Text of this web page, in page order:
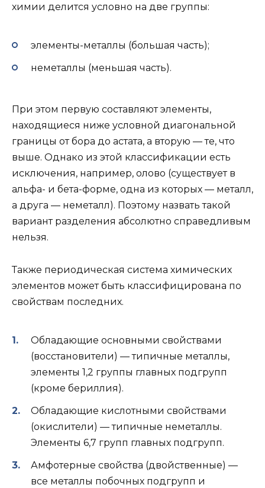
химии делится условно на две группы:
элементы-металлы (большая часть);
неметаллы (меньшая часть).
При этом первую составляют элементы,
находящиеся ниже условной диагональной
границы от бора до астата, а вторую — те, что
выше. Однако из этой классификации есть
исключения, например, олово (существует в
альфа- и бета-форме, одна из которых — металл,
а друга — неметалл). Поэтому назвать такой
вариант разделения абсолютно справедливым
нельзя.
Также периодическая система химических
элементов может быть классифицирована по
свойствам последних.
Обладающие основными свойствами
(восстановители) — типичные металлы,
элементы 1,2 группы главных подгрупп
(кроме бериллия).
Обладающие кислотными свойствами
(окислители) — типичные неметаллы.
Элементы 6,7 групп главных подгрупп.
Амфотерные свойства (двойственные) —
все металлы побочных подгрупп и